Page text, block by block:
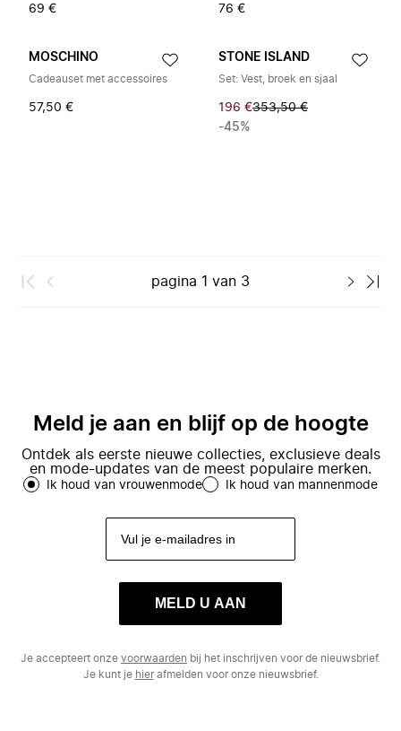
69 € 76 €
MOSCHINO
Cadeauset met accessoires
57,50 €
STONE ISLAND
Set: Vest, broek en sjaal
196 €353,50 €
-45%
pagina 1 van 3
Meld je aan en blijf op de hoogte
Ontdek als eerste nieuwe collecties, exclusieve deals
en mode-updates van de meest populaire merken.
Ik houd van vrouwenmode Ik houd van mannenmode
MELD U AAN
Je accepteert onze voorwaarden bij het inschrijven voor de nieuwsbrief.
Je kunt je hierafmelden voor onze nieuwsbrief.